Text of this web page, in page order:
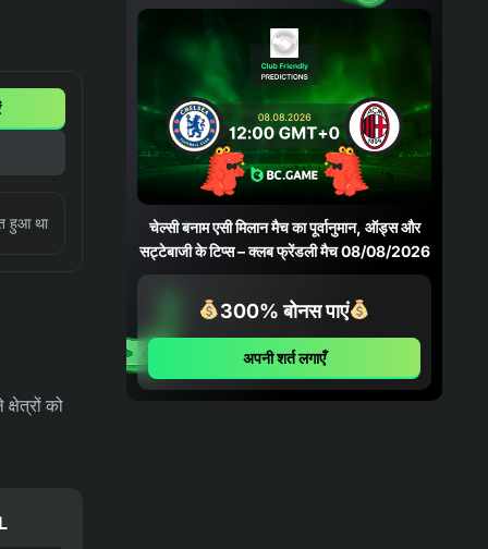
हुआ था
को
04-08-2026 भविष्यवाणियाँ
चेल्सी बनाम जुवेंटस मैच का पूर्वानुमान, ऑड्स
और सट्टेबाजी के टिप्स – क्लब फ्रेंडली मैच
05/08/2026
04-08-2026 भविष्यवाणियाँ
फ़ोर्टालेज़ा बनाम पाल्मेरास भविष्यवाणी,
संभावनाएँ और सट्टेबाजी युक्तियाँ – कोपा
बेटानो डो ब्रासील 06/08/2026
भविष्यवाणियाँ
संभावनाएँ और सट्टेबाजी युक्तियाँ – कोपा
बेटानो डो ब्रासील 05/08/2026
03-08-2026 समाचार
चेल्सी बनाम एसी मिलान मैच का पूर्वानुमान, ऑड्स और
सट्टेबाजी के टिप्स – क्लब फ्रेंडली मैच 08/08/2026
300% बोनस पाएं
अपनी शर्त लगाएँ